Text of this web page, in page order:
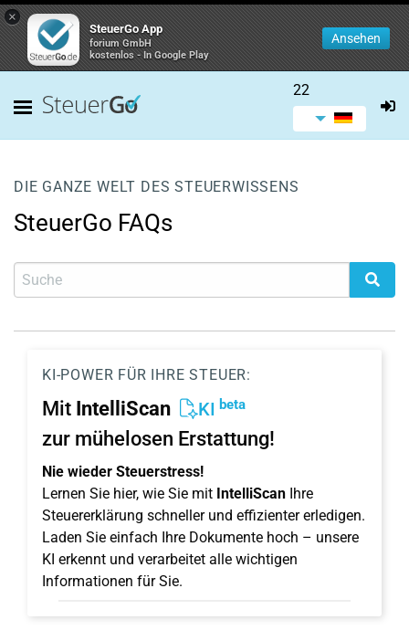
×
SteuerGo App
forium GmbH
kostenlos - In Google Play
Ansehen
22
DIE GANZE WELT DES STEUERWISSENS
SteuerGo FAQs
KI-POWER FÜR IHRE STEUER:
Mit IntelliScan KI beta
zur mühelosen Erstattung!
Nie wieder Steuerstress!
Lernen Sie hier, wie Sie mit IntelliScan Ihre
Steuererklärung schneller und effizienter erledigen.
Laden Sie einfach Ihre Dokumente hoch – unsere
KI erkennt und verarbeitet alle wichtigen
Informationen für Sie.